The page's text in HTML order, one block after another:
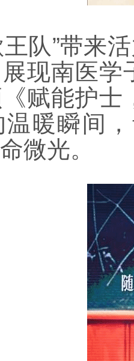
王队”带来
现南医
赋能护
暖瞬间
微光。